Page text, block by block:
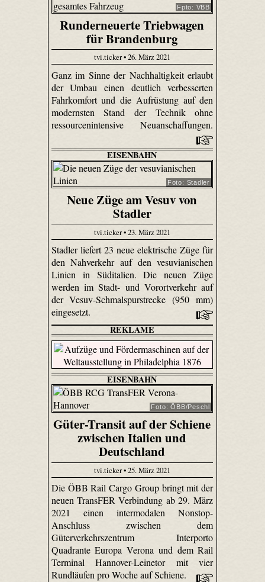
Fpto: VBB
Runderneuerte Triebwagen
für Brandenburg
tvi.ticker • 26. März 2021
Ganz im Sinne der Nachhaltigkeit erlaubt
der Umbau einen deutlich verbesserten
Fahrkomfort und die Aufrüstung auf den
modernsten Stand der Technik ohne
ressourcenintensive Neuanschaffungen.
EISENBAHN
Foto: Stadler
Neue Züge am Vesuv von
Stadler
tvi.ticker • 23. März 2021
Stadler liefert 23 neue elektrische Züge für
den Nahverkehr auf den vesuvianischen
Linien in Süditalien. Die neuen Züge
werden im Stadt- und Vorortverkehr auf
der Vesuv-Schmalspurstrecke (950 mm)
eingesetzt.
REKLAME
EISENBAHN
Foto: ÖBB/Peschl
Güter-Transit auf der Schiene
zwischen Italien und
Deutschland
tvi.ticker • 25. März 2021
Die ÖBB Rail Cargo Group bringt mit der
neuen TransFER Verbindung ab 29. März
2021 einen intermodalen Nonstop-
Anschluss zwischen dem
Güterverkehrszentrum Interporto
Quadrante Europa Verona und dem Rail
Terminal Hannover-Leinetor mit vier
Rundläufen pro Woche auf Schiene.